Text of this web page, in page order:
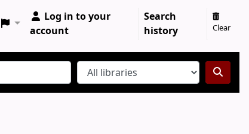
Log in to your
account
Search
history
Clear